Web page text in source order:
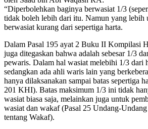
“Diperbolehkan baginya berwasiat 1/3
tidak boleh lebih dari itu. Namun yang lebih
berwasiat kurang dari sepertiga harta.
Dalam Pasal 195 ayat 2 Buku II Kompilasi
juga ditegaskan bahwa adalah sebesar 1/3
pewaris. Dalam hal wasiat melebihi 1/3 dari
sedangkan ada ahli waris lain yang
hanya dilaksanakan sampai batas sepertiga
201 KHI). Batas maksimum 1/3 ini tidak
wasiat biasa saja, melainkan juga untuk
wasiat dan wakaf (Pasal 25 Undang-
tentang Wakaf).